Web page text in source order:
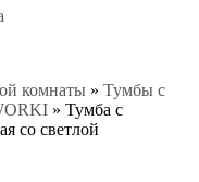
комнаты » Тумбы с
» Тумба с
со светлой